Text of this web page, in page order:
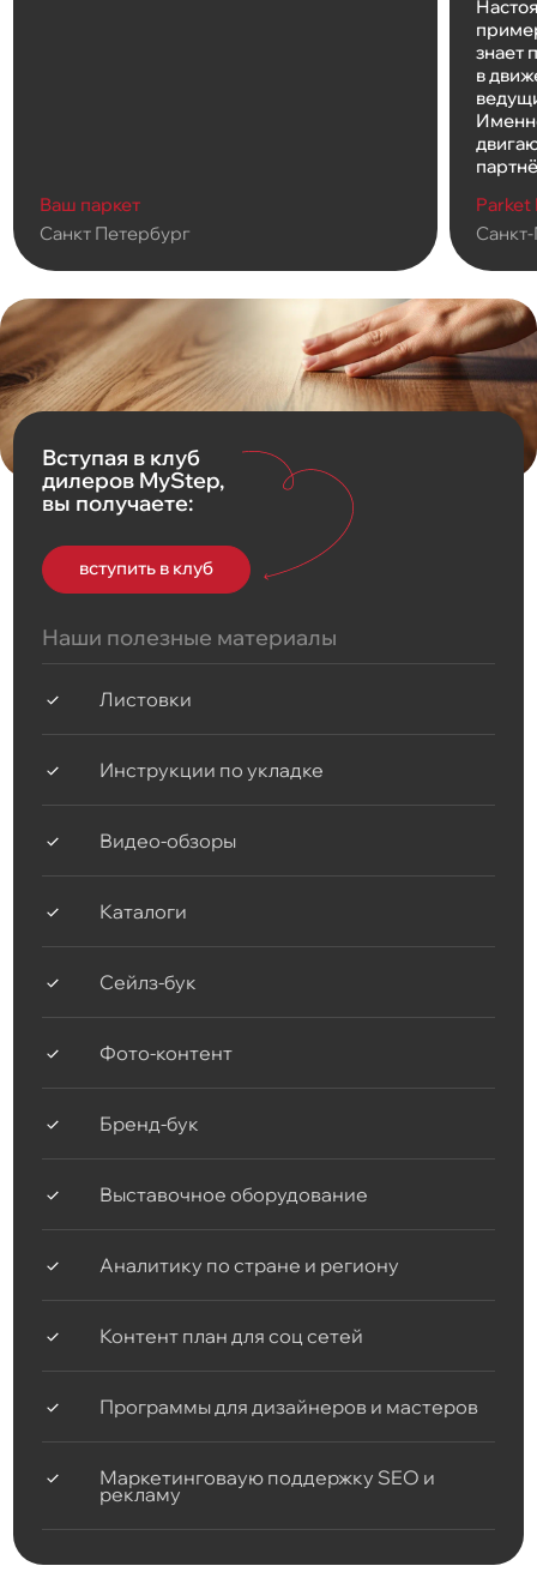
Ваш паркет
Санкт Петербург
знает
в
Parket
Вступая в клуб
дилеров MyStep,
вы получаете:
вступить в клуб
Наши полезные материалы
Листовки
Инструкции по укладке
Видео-обзоры
Каталоги
Сейлз-бук
Фото-контент
Бренд-бук
Выставочное оборудование
Аналитику по стране и региону
Контент план для соц сетей
Программы для дизайнеров и мастеров
Маркетинговаую поддержку SEO и
рекламу